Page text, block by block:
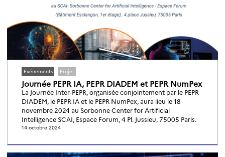
Vie du programme
Événements Projet
Journée PEPR IA, PEPR DIADEM et PEPR NumPex
La Journée Inter-PEPR, organisée conjointement par le PEPR
DIADEM, le PEPR IA et le PEPR NumPex, aura lieu le 18
novembre 2024 au Sorbonne Center for Artificial
Intelligence SCAI, Espace Forum, 4 Pl. Jussieu, 75005 Paris.
14 octobre 2024